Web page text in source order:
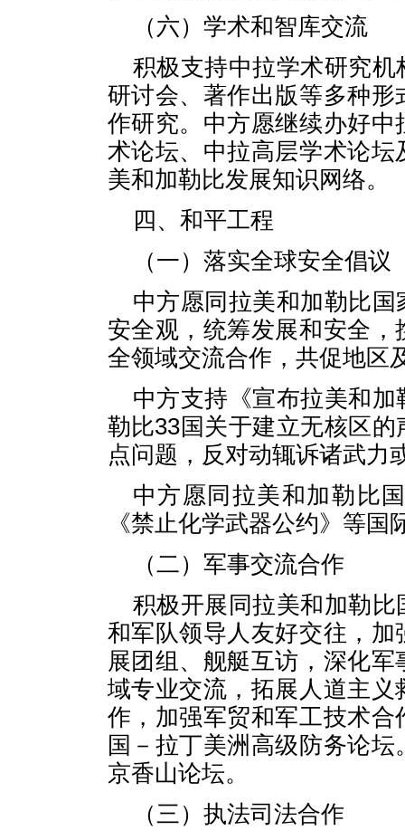
（六）学术和智库交流
积极支持中拉学术研究
研讨会、著作出版等多种
作研究。中方愿继续办好
术论坛、中拉高层学术论
美和加勒比发展知识网络。
四、和平工程
（一）落实全球安全倡议
中方愿同拉美和加勒比
安全观，统筹发展和安全
全领域交流合作，共促地区
中方支持《宣布拉美和
勒比33国关于建立无核区
点问题，反对动辄诉诸武力
中方愿同拉美和加勒比
《禁止化学武器公约》等
（二）军事交流合作
积极开展同拉美和加勒
和军队领导人友好交往，
展团组、舰艇互访，深化
域专业交流，拓展人道主
作，加强军贸和军工技术
国－拉丁美洲高级防务论
京香山论坛。
（三）执法司法合作